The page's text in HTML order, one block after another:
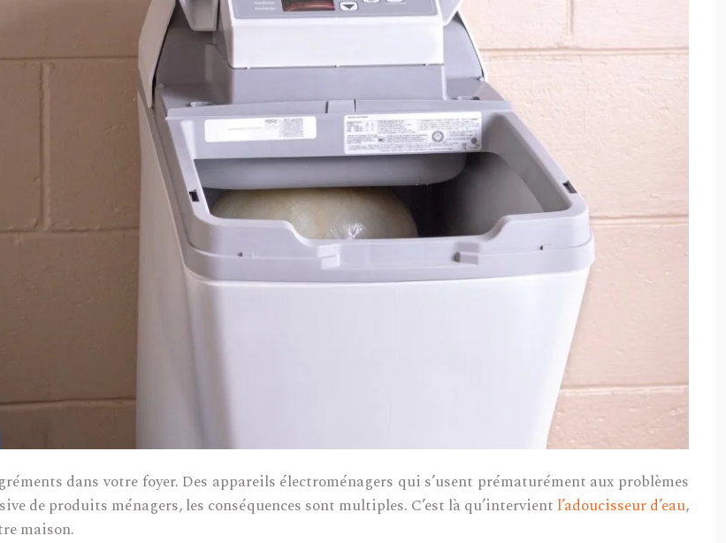
dans votre foyer. Des appareils électroménagers qui s’usent prématurément aux problèmes
de produits ménagers, les conséquences sont multiples. C’est là qu’intervient l’adoucisseur d’eau,
maison.